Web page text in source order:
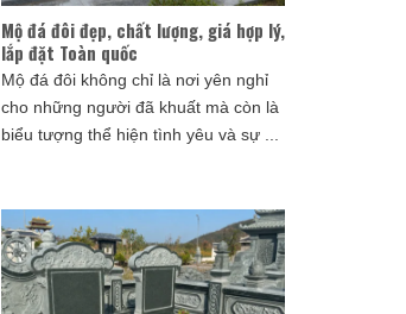
Mộ đá đôi đẹp, chất lượng, giá hợp lý,
lắp đặt Toàn quốc
Mộ đá đôi không chỉ là nơi yên nghỉ
cho những người đã khuất mà còn là
biểu tượng thể hiện tình yêu và sự ...